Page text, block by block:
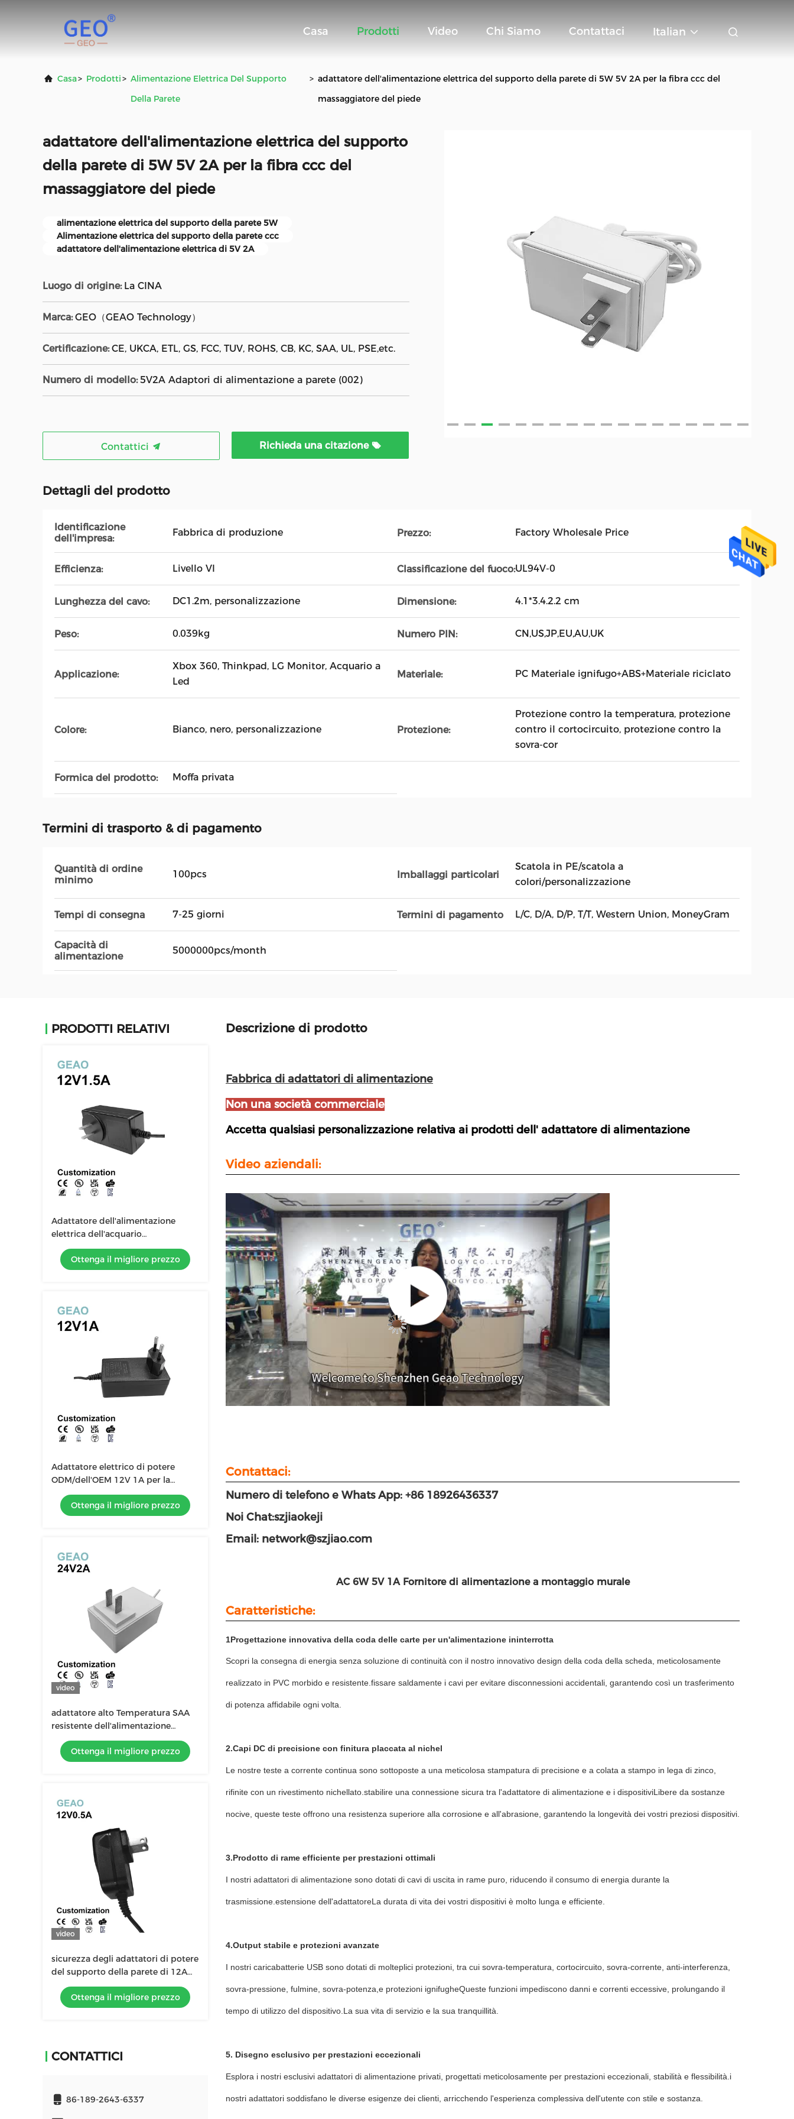
Casa Prodotti Video Chi Siamo Contattaci Italian
Casa> Prodotti> Alimentazione Elettrica Del Supporto
Della Parete
> adattatore dell'alimentazione elettrica del supporto della parete di 5W 5V 2A per la fibra ccc del
massaggiatore del piede
adattatore dell'alimentazione elettrica del supporto
della parete di 5W 5V 2A per la fibra ccc del
massaggiatore del piede
alimentazione elettrica del supporto della parete 5W
Alimentazione elettrica del supporto della parete ccc
adattatore dell'alimentazione elettrica di 5V 2A
Luogo di origine: La CINA
Marca: GEO（GEAO Technology）
Certificazione: CE, UKCA, ETL, GS, FCC, TUV, ROHS, CB, KC, SAA, UL, PSE,etc.
Numero di modello: 5V2A Adaptori di alimentazione a parete (002)
Contattici Richieda una citazione
Dettagli del prodotto
Identificazione
dell'impresa:
Fabbrica di produzione Prezzo: Factory Wholesale Price
Efficienza: Livello VI Classificazione del fuoco:UL94V-0
Lunghezza del cavo: DC1.2m, personalizzazione Dimensione: 4.1*3.4.2.2 cm
Peso: 0.039kg Numero PIN: CN,US,JP,EU,AU,UK
Applicazione:
Xbox 360, Thinkpad, LG Monitor, Acquario a
Led
Materiale: PC Materiale ignifugo+ABS+Materiale riciclato
Colore: Bianco, nero, personalizzazione Protezione:
Protezione contro la temperatura, protezione
contro il cortocircuito, protezione contro la
sovra-cor
Formica del prodotto: Moffa privata
Termini di trasporto & di pagamento
Quantità di ordine
minimo
100pcs Imballaggi particolari
Scatola in PE/scatola a
colori/personalizzazione
Tempi di consegna 7-25 giorni Termini di pagamento L/C, D/A, D/P, T/T, Western Union, MoneyGram
Capacità di
alimentazione
5000000pcs/month
PRODOTTI RELATIVI
Adattatore dell'alimentazione
elettrica dell'acquario
dell'adattatore 18W di potere del
supporto 12V 1.5A della parete
Ottenga il migliore prezzo
Adattatore elettrico di potere
ODM/dell'OEM 12V 1A per la
macchina fotografica del CCTV
della luce del LED
Ottenga il migliore prezzo
video
adattatore alto Temperatura SAA
resistente dell'alimentazione
elettrica del supporto della parete
di 48W 24v 2a
Ottenga il migliore prezzo
video
sicurezza degli adattatori di potere
del supporto della parete di 12A
0.5V approvata per il convertitore
di tensione
Ottenga il migliore prezzo
CONTATTICI
86-189-2643-6337
Descrizione di prodotto
Fabbrica di adattatori di alimentazione
Non una società commerciale
Accetta qualsiasi personalizzazione relativa ai prodotti dell' adattatore di alimentazione
Video aziendali:
Contattaci:
Numero di telefono e Whats App: +86 18926436337
Noi Chat:szjiaokeji
Email: network@szjiao.com
AC 6W 5V 1A Fornitore di alimentazione a montaggio murale
Caratteristiche:
1Progettazione innovativa della coda delle carte per un'alimentazione ininterrotta
Scopri la consegna di energia senza soluzione di continuità con il nostro innovativo design della coda della scheda, meticolosamente
realizzato in PVC morbido e resistente.fissare saldamente i cavi per evitare disconnessioni accidentali, garantendo così un trasferimento
di potenza affidabile ogni volta.
2.Capi DC di precisione con finitura placcata al nichel
Le nostre teste a corrente continua sono sottoposte a una meticolosa stampatura di precisione e a colata a stampo in lega di zinco,
rifinite con un rivestimento nichellato.stabilire una connessione sicura tra l'adattatore di alimentazione e i dispositiviLibere da sostanze
nocive, queste teste offrono una resistenza superiore alla corrosione e all'abrasione, garantendo la longevità dei vostri preziosi dispositivi.
3.Prodotto di rame efficiente per prestazioni ottimali
I nostri adattatori di alimentazione sono dotati di cavi di uscita in rame puro, riducendo il consumo di energia durante la
trasmissione.estensione dell'adattatoreLa durata di vita dei vostri dispositivi è molto lunga e efficiente.
4.Output stabile e protezioni avanzate
I nostri caricabatterie USB sono dotati di molteplici protezioni, tra cui sovra-temperatura, cortocircuito, sovra-corrente, anti-interferenza,
sovra-pressione, fulmine, sovra-potenza,e protezioni ignifugheQueste funzioni impediscono danni e correnti eccessive, prolungando il
tempo di utilizzo del dispositivo. La sua vita di servizio e la sua tranquillità.
5. Disegno esclusivo per prestazioni eccezionali
Esplora i nostri esclusivi adattatori di alimentazione privati, progettati meticolosamente per prestazioni eccezionali, stabilità e flessibilità.i
nostri adattatori soddisfano le diverse esigenze dei clienti, arricchendo l'esperienza complessiva dell'utente con stile e sostanza.